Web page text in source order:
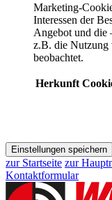
Marketing-
Interessen der
Angebot und die
z.B. die Nutzung
beobachtet.
Herkunft
Einstellungen speichern
zur Startseite zur
Kontaktformular